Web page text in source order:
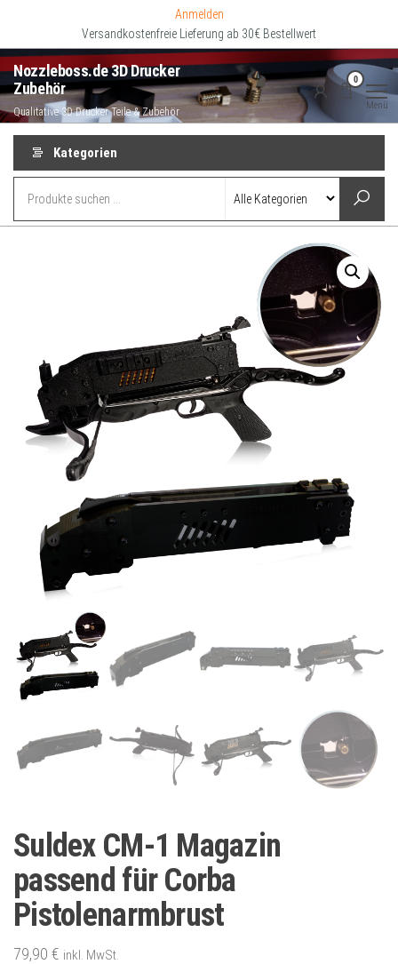
springen
Anmelden
Versandkostenfreie Lieferung ab 30€ Bestellwert
Nozzleboss.de 3D Drucker
Zubehör
Qualitative 3D Drucker Teile & Zubehör
0
Menü
Kategorien
Suldex CM-1 Magazin
passend für Corba
Pistolenarmbrust
79,90 € inkl. MwSt.